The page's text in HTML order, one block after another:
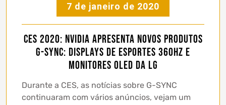
7 de janeiro de 2020
CES 2020: Nvidia apresenta novos produtos
G-SYNC: Displays de esportes 360HZ e
monitores OLED da LG
Durante a CES, as notícias sobre G-SYNC
continuaram com vários anúncios, vejam um